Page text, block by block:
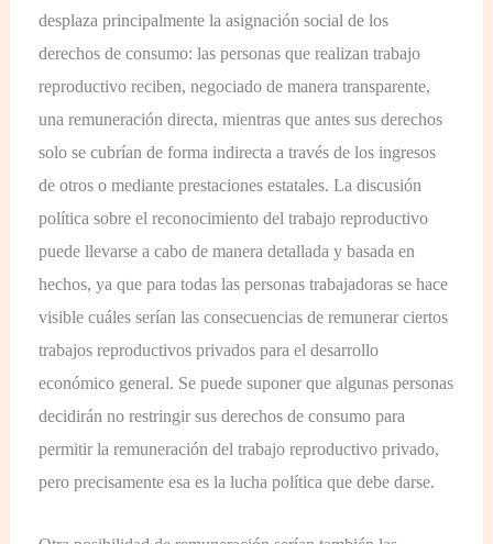
desplaza principalmente la asignación social de los
derechos de consumo: las personas que realizan trabajo
reproductivo reciben, negociado de manera transparente,
una remuneración directa, mientras que antes sus derechos
solo se cubrían de forma indirecta a través de los ingresos
de otros o mediante prestaciones estatales. La discusión
política sobre el reconocimiento del trabajo reproductivo
puede llevarse a cabo de manera detallada y basada en
hechos, ya que para todas las personas trabajadoras se hace
visible cuáles serían las consecuencias de remunerar ciertos
trabajos reproductivos privados para el desarrollo
económico general. Se puede suponer que algunas personas
decidirán no restringir sus derechos de consumo para
permitir la remuneración del trabajo reproductivo privado,
pero precisamente esa es la lucha política que debe darse.